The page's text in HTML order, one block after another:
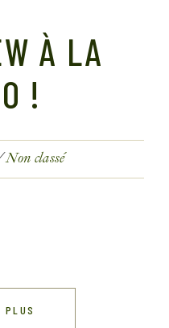
À LA
!
Non classé
PLUS